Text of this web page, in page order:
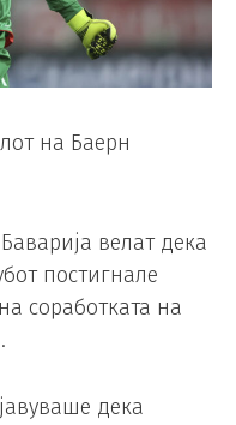
на Баерн
велат дека
постигнале
соработката на
дека